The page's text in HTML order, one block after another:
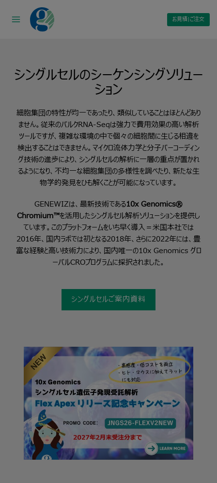
お見積|ご注文
シングルセルのシーケンシングソリュー
ション
細胞集団の特性が均一であったり、類似していることはほとんどあり
ません。従来のバルクRNA-Seqは強力で費用効果の高い解析
ツールですが、複雑な環境の中で個々の細胞間に生じる相違を
検出することはできません。マイクロ流体力学と分子バーコーディン
グ技術の進歩により、シングルセルの解析に一層の重点が置かれ
るようになり、不均一な細胞集団の多様性を調べたり、新たな生
物学的発見をひも解くことが可能になっています。
GENEWIZは、最新技術である10x Genomics®
Chromium™を活用したシングルセル解析ソリューションを提供し
ています。このプラットフォームをいち早く導入＝米国本社では
2016年、国内ラボでは初となる2018年、さらに2022年には、豊
富な経験と高い技術力により、国内唯一の10x Genomics グロ
ーバルCROプログラムに採択されました。
シングルセルご案内資料